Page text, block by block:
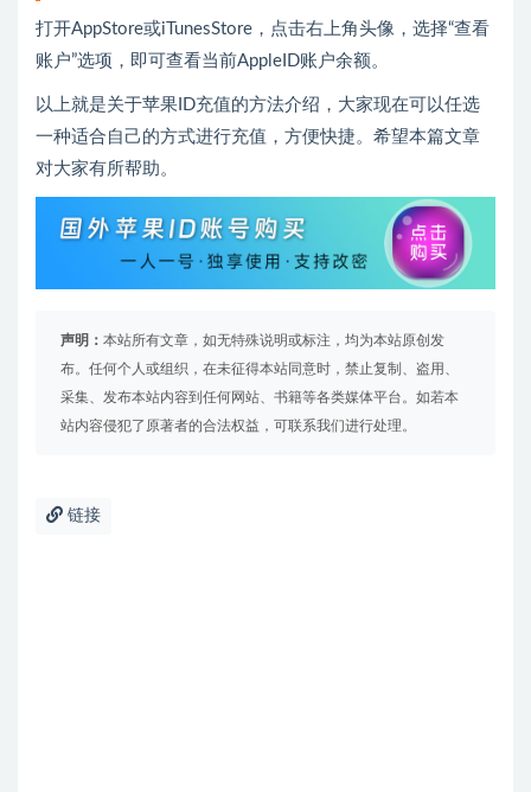
打开AppStore或iTunesStore，点击右上角头像，选择“查看
账户”选项，即可查看当前AppleID账户余额。
以上就是关于苹果ID充值的方法介绍，大家现在可以任选
一种适合自己的方式进行充值，方便快捷。希望本篇文章
对大家有所帮助。
声明： 本站所有文章，如无特殊说明或标注，均为本站原创发
布。任何个人或组织，在未征得本站同意时，禁止复制、盗用、
采集、发布本站内容到任何网站、书籍等各类媒体平台。如若本
站内容侵犯了原著者的合法权益，可联系我们进行处理。
链接